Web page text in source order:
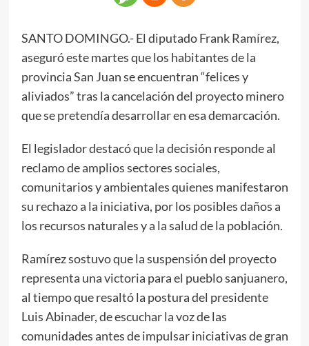
SANTO DOMINGO.- El diputado Frank Ramírez,
aseguró este martes que los habitantes de la
provincia San Juan se encuentran “felices y
aliviados” tras la cancelación del proyecto minero
que se pretendía desarrollar en esa demarcación.
El legislador destacó que la decisión responde al
reclamo de amplios sectores sociales,
comunitarios y ambientales quienes manifestaron
su rechazo a la iniciativa, por los posibles daños a
los recursos naturales y a la salud de la población.
Ramírez sostuvo que la suspensión del proyecto
representa una victoria para el pueblo sanjuanero,
al tiempo que resaltó la postura del presidente
Luis Abinader, de escuchar la voz de las
comunidades antes de impulsar iniciativas de gran